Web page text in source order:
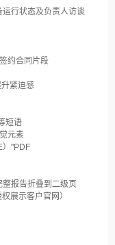
行状态及负责人访谈‌
约合同片段‌
紧迫感‌
短语‌
元素‌
）"PDF‌
报告折叠到二级页‌
展示客户官网）